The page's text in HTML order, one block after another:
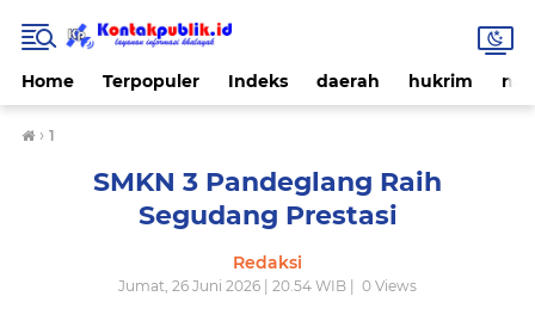
Home Terpopuler Indeks daerah hukrim
› 1
SMKN 3 Pandeglang Raih
Segudang Prestasi
Redaksi
Jumat, 26 Juni 2026 | 20.54 WIB | 0 Views